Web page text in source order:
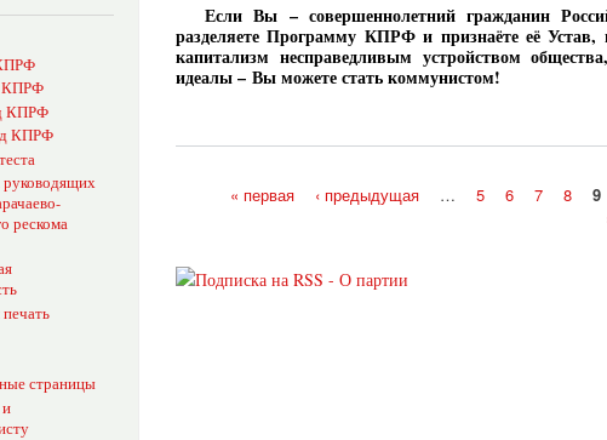
КПРФ
КПРФ
КПРФ
рескома
страницы
Если Вы – совершеннолетний гражданин
разделяете Программу КПРФ и признаёте её
капитализм несправедливым устройством
идеалы – Вы можете стать коммунистом!
« первая ‹ предыдущая … 5 6 7 8 9